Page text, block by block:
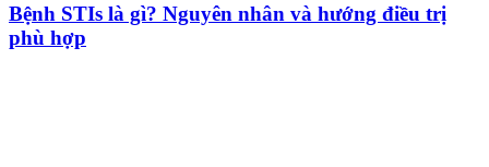
Bệnh STIs là gì? Nguyên nhân và hướng điều trị
phù hợp